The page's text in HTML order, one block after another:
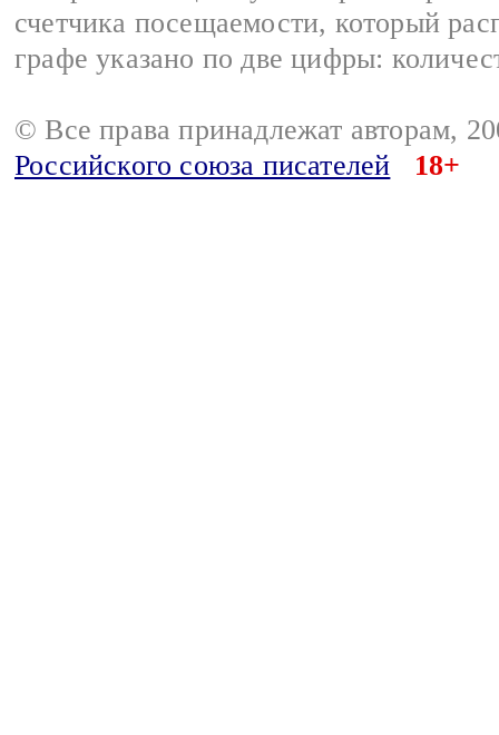
счетчика посещаемости, который
графе указано по две цифры:
© Все права принадлежат авторам,
Российского союза писателей
18+